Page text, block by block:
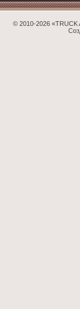
© 2010-2026